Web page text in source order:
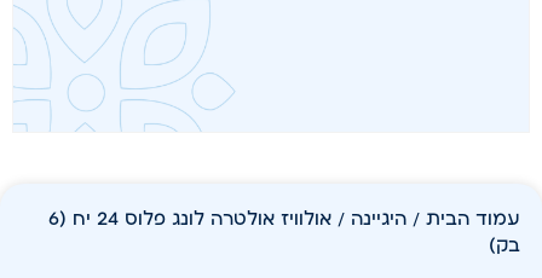
עמוד הבית / היגיינה
/ אולוויז אולטרה לונג פלוס 24 יח (6
בק)